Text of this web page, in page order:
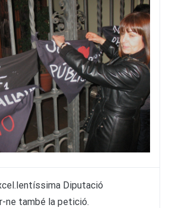
Diputació
ne també la petició.